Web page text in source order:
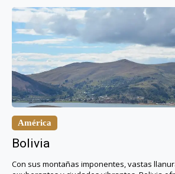
América
Bolivia
Con sus montañas imponentes, vastas